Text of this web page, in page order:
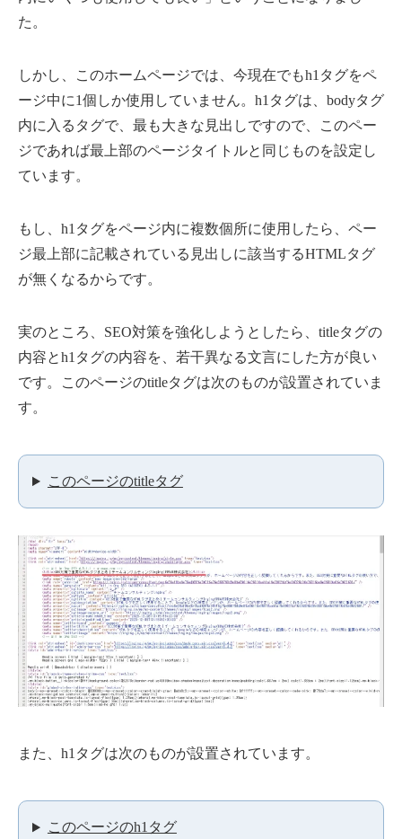
た。
しかし、このホームページでは、今現在でもh1タグをペ
ージ中に1個しか使用していません。h1タグは、bodyタグ
内に入るタグで、最も大きな見出しですので、このペー
ジであれば最上部のページタイトルと同じものを設定し
ています。
もし、h1タグをページ内に複数個所に使用したら、ペー
ジ最上部に記載されている見出しに該当するHTMLタグ
が無くなるからです。
実のところ、SEO対策を強化しようとしたら、titleタグの
内容とh1タグの内容を、若干異なる文言にした方が良い
です。このページのtitleタグは次のものが設置されていま
す。
このページのtitleタグ
また、h1タグは次のものが設置されています。
このページのh1タグ